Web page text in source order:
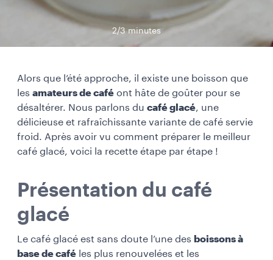
2/3 minutes
Alors que l’été approche, il existe une boisson que
les amateurs de café ont hâte de goûter pour se
désaltérer. Nous parlons du café glacé, une
délicieuse et rafraîchissante variante de café servie
froid. Après avoir vu comment préparer le meilleur
café glacé, voici la recette étape par étape !
Présentation du café
glacé
Le café glacé est sans doute l’une des boissons à
base de café les plus renouvelées et les